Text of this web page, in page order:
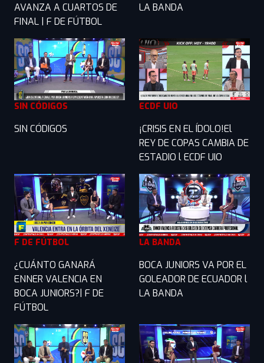
AVANZA A CUARTOS DE
FINAL | F DE FÚTBOL
LA BANDA
SIN CÓDIGOS
SIN CÓDIGOS
ECDF UIO
¡CRISIS EN EL ÍDOLO!El
REY DE COPAS CAMBIA DE
ESTADIO l ECDF UIO
F DE FÚTBOL
¿CUÁNTO GANARÁ
ENNER VALENCIA EN
BOCA JUNIORS?| F DE
FÚTBOL
LA BANDA
BOCA JUNIORS VA POR EL
GOLEADOR DE ECUADOR l
LA BANDA